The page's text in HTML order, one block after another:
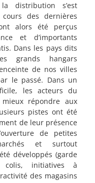
distribution s’est
des dernières
alors été perçus
et d’importants
Dans les pays dits
grands hangars
de nos villes
le passé. Dans un
les acteurs du
répondre aux
pistes ont été
de leur présence
de petites
et surtout
développés (garde
colis, initiatives à
des magasins